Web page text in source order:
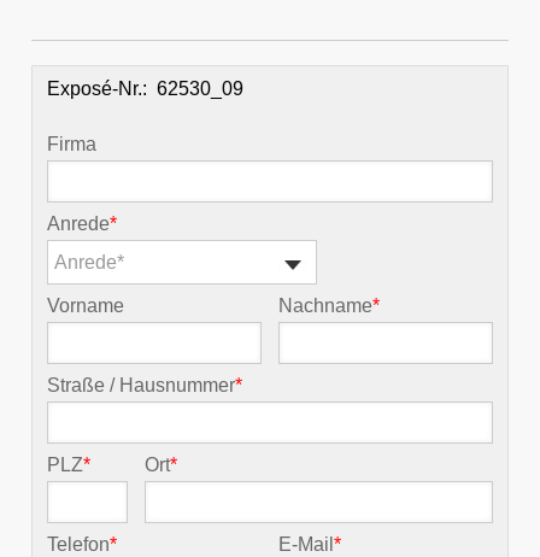
Exposé-Nr.:
Firma
Anrede*
Anrede*
Vorname Nachname*
Straße / Hausnummer*
PLZ* Ort*
Telefon* E-Mail*